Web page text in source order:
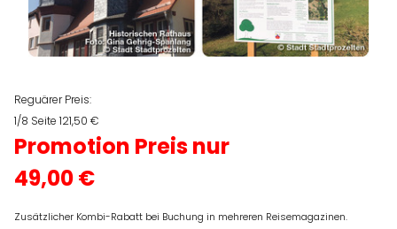
Reguärer Preis:
1/8 Seite 121,50 €
Promotion Preis nur
49,00 €
Zusätzlicher Kombi-Rabatt bei Buchung in mehreren Reisemagazinen.